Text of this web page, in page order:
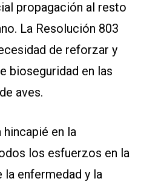
propagación al resto
La Resolución 803
de reforzar y
bioseguridad en las
aves.
hincapié en la
los esfuerzos en la
enfermedad y la